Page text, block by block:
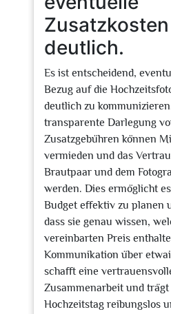
deutlich.
Es ist entscheidend,
Bezug auf die
deutlich zu
transparente Darlegung
Zusatzgebühren können
vermieden und das
Brautpaar und dem
werden. Dies ermöglicht
Budget effektiv zu planen
dass sie genau wissen,
vereinbarten Preis
Kommunikation über
schafft eine
Zusammenarbeit und trägt
Hochzeitstag reibungslos